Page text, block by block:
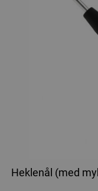
Heklenål (med